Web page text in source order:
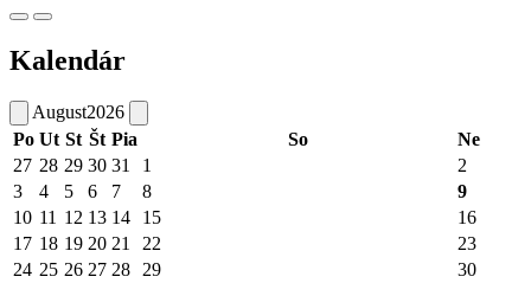
Kalendár
August2026
Po Ut St Št Pia So
Ne
27 28 29 30 31 1
2
3
4 5 6 7 8
9
10 11 12 13 14 15
16
17 18 19 20 21 22
23
24 25 26 27 28 29 30